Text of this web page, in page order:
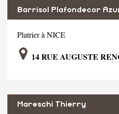
Barrisol Plafondecor
Platrier à NICE
14 RUE AUGUSTE
Mareschi Thierry